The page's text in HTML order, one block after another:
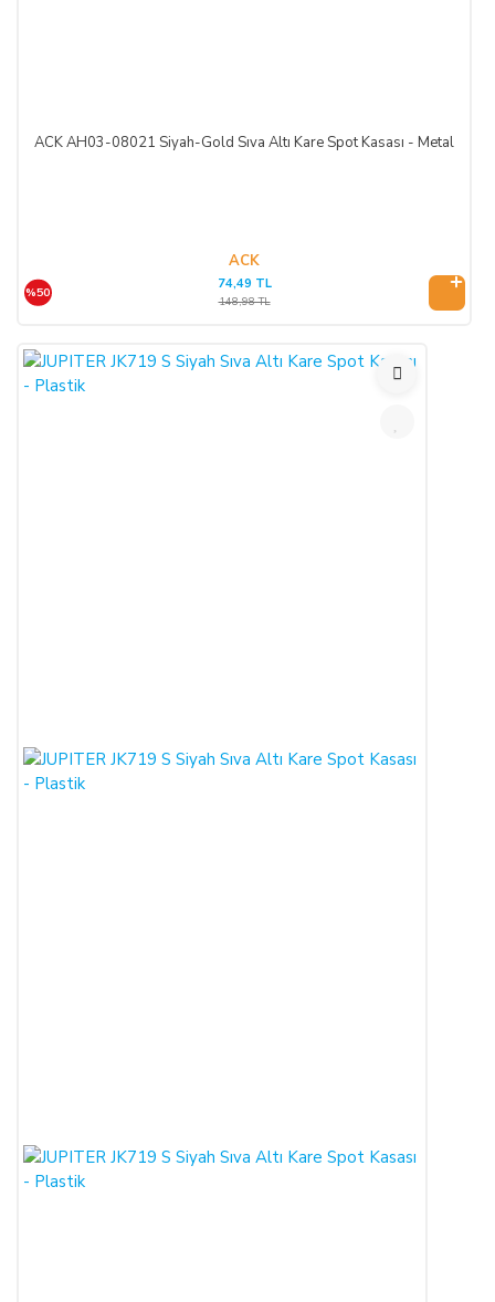
ACK AH03-08021 Siyah-Gold Sıva Altı Kare Spot Kasası - Metal
ACK
%50
74,49 TL
148,98 TL